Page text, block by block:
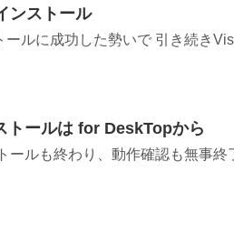
ンストール
ルに成功した勢いで 引き続き
ールは for DeskTopから
ルも終わり、動作確認も無事終